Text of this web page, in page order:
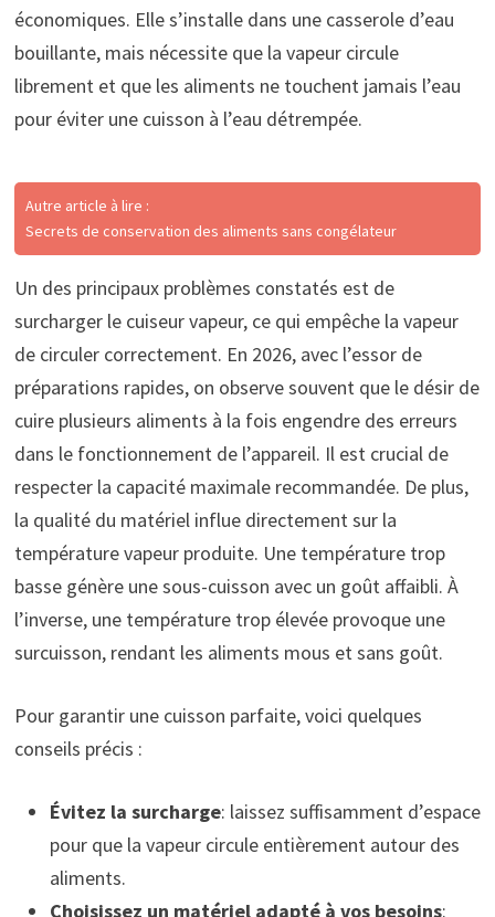
économiques. Elle s’installe dans une casserole d’eau
bouillante, mais nécessite que la vapeur circule
librement et que les aliments ne touchent jamais l’eau
pour éviter une cuisson à l’eau détrempée.
Autre article à lire :
Secrets de conservation des aliments sans congélateur
Un des principaux problèmes constatés est de
surcharger le cuiseur vapeur, ce qui empêche la vapeur
de circuler correctement. En 2026, avec l’essor de
préparations rapides, on observe souvent que le désir de
cuire plusieurs aliments à la fois engendre des erreurs
dans le fonctionnement de l’appareil. Il est crucial de
respecter la capacité maximale recommandée. De plus,
la qualité du matériel influe directement sur la
température vapeur produite. Une température trop
basse génère une sous-cuisson avec un goût affaibli. À
l’inverse, une température trop élevée provoque une
surcuisson, rendant les aliments mous et sans goût.
Pour garantir une cuisson parfaite, voici quelques
conseils précis :
Évitez la surcharge: laissez suffisamment d’espace
pour que la vapeur circule entièrement autour des
aliments.
Choisissez un matériel adapté à vos besoins: